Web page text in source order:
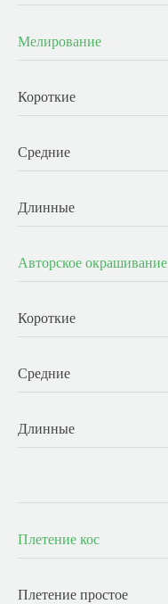
Мелирование
Короткие
Средние
Длинные
Авторское окрашивание
Короткие
Средние
Длинные
Плетение кос
Плетение простое